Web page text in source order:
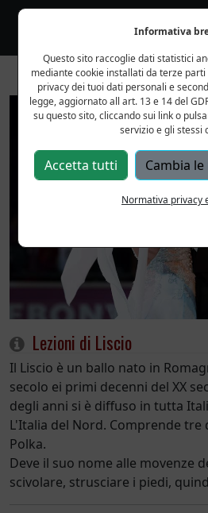
Informativa
Questo sito raccoglie dati statistici
mediante cookie installati da terze
privacy dei tuoi dati personali e
legge, aggiornato all art. 13 e 14 del
su questo sito, cliccando sui link o
servizio e gli stessi
Accetta tutti Cambia
Normativa privacy
Lezioni di Liscio
Il Liscio è un ballo nato in
secolo ei primi decenni del XX
degli anni si è diffuso in tutta
L'Italia del Nord. Comprende tre
Polka.
Deve il suo nome alle movenze
scivolare, strusciare i piedi,